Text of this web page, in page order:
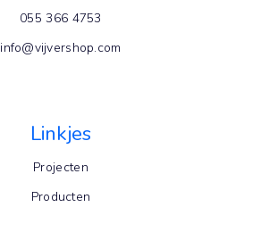
055 366 4753
info@vijvershop.com
Linkjes
Projecten
Producten